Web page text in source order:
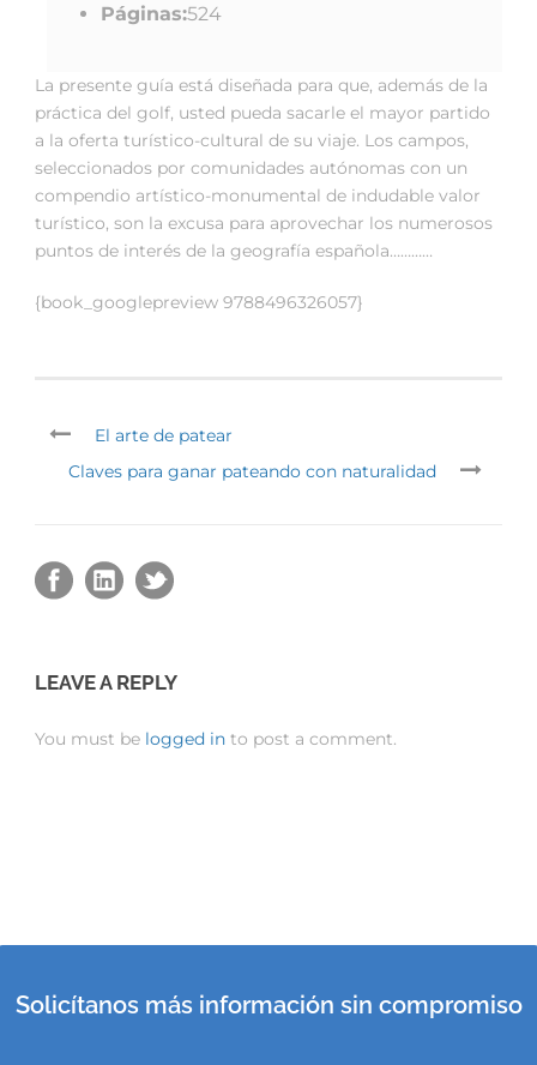
Páginas:524
La presente guía está diseñada para que, además de la
práctica del golf, usted pueda sacarle el mayor partido
a la oferta turístico-cultural de su viaje. Los campos,
seleccionados por comunidades autónomas con un
compendio artístico-monumental de indudable valor
turístico, son la excusa para aprovechar los numerosos
puntos de interés de la geografía española…………
{book_googlepreview 9788496326057}
El arte de patear
Claves para ganar pateando con naturalidad
LEAVE A REPLY
You must be logged in to post a comment.
Solicítanos más información sin compromiso